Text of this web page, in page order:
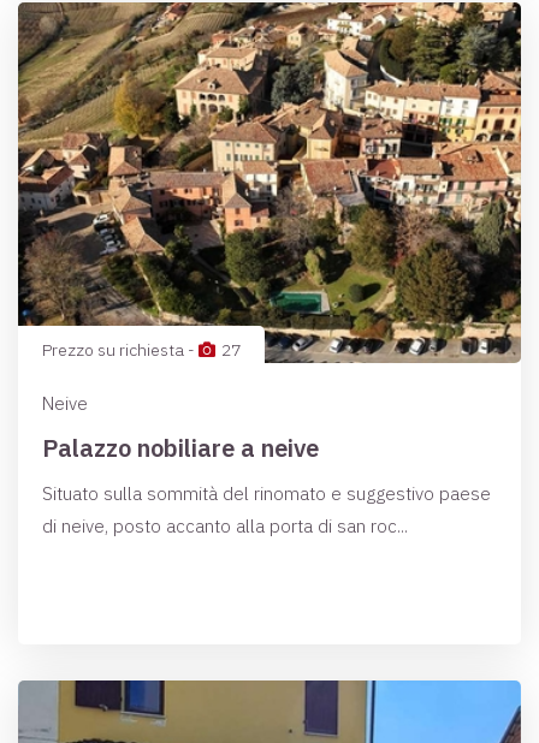
Prezzo su richiesta - 27
Neive
Palazzo nobiliare a neive
Situato sulla sommità del rinomato e suggestivo paese
di neive, posto accanto alla porta di san roc...